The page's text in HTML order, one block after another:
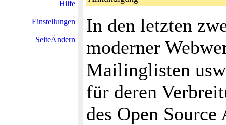
Hilfe
Einstellungen
SeiteÄndern
In den letzten
moderner
Mailinglisten
für deren
des Open Source